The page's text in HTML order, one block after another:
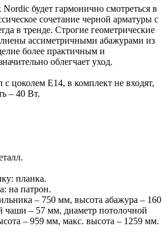
будет гармонично смотреться в
сочетание черной арматуры с
в тренде. Строгие геометрические
ассиметричными абажурами из
более практичным и
облегчает уход.
с цоколем Е14, в комплект не входят,
– 40 Вт.
планка.
на патрон.
– 750 мм, высота абажура – 160
чаши – 57 мм, диаметр потолочной
– 959 мм, макс. высота – 1259 мм.